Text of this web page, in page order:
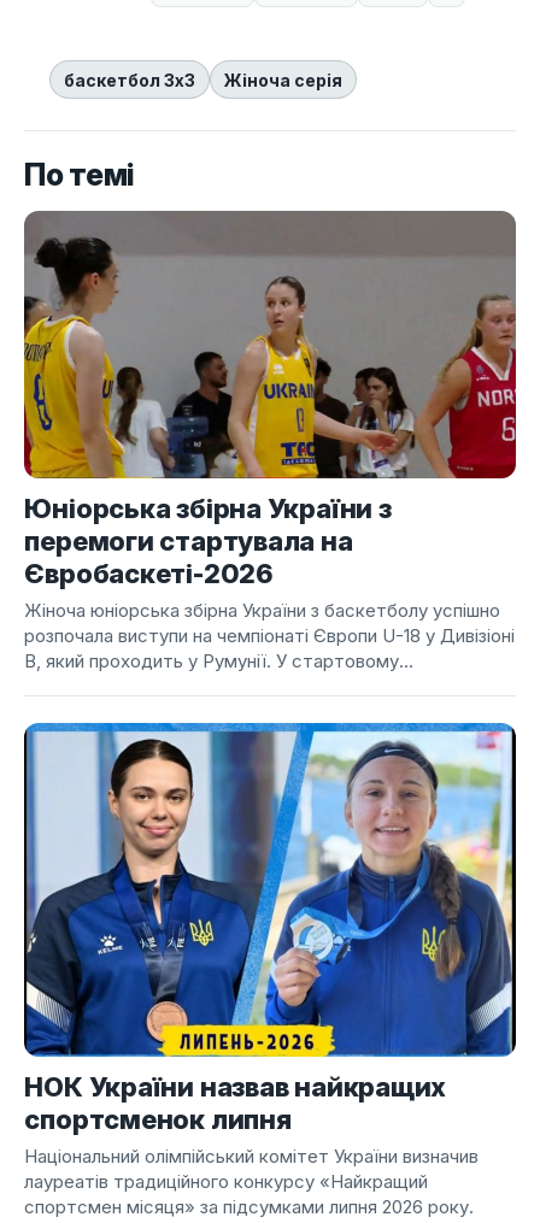
баскетбол 3х3 Жіноча серія
По темі
Юніорська збірна України з
перемоги стартувала на
Євробаскеті-2026
Жіноча юніорська збірна України з баскетболу успішно
розпочала виступи на чемпіонаті Європи U-18 у Дивізіоні
B, який проходить у Румунії. У стартовому...
НОК України назвав найкращих
спортсменок липня
Національний олімпійський комітет України визначив
лауреатів традиційного конкурсу «Найкращий
спортсмен місяця» за підсумками липня 2026 року.